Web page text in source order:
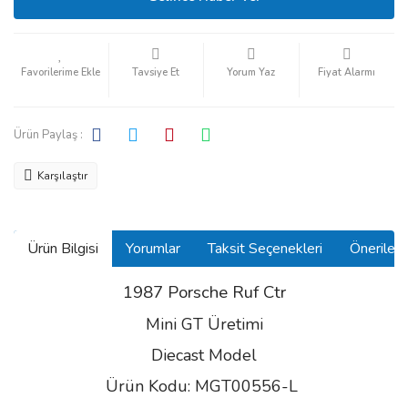
Tavsiye Et Yorum Yaz Fiyat Alarmı
Ürün Paylaş :
Karşılaştır
Ürün Bilgisi Yorumlar Taksit Seçenekleri
1987 Porsche Ruf Ctr
Mini GT Üretimi
Diecast Model
Ürün Kodu: MGT00556-L